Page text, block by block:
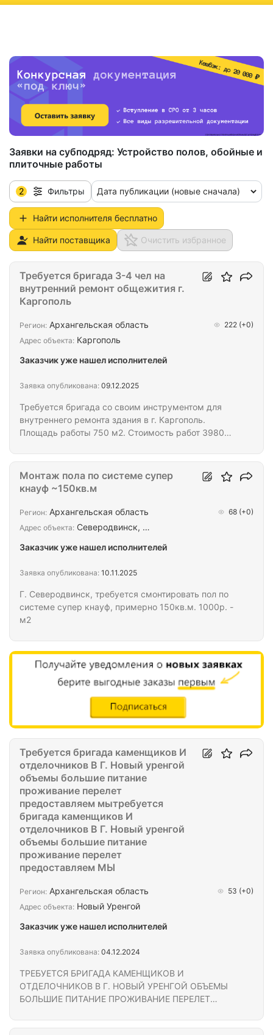
Заявки на субподряд: Устройство полов, обойные и
плиточные работы
2 Фильтры Дата публикации (новые сначала)
Найти исполнителя бесплатно
Найти поставщика Очистить избранное
Требуется бригада со своим инструментом для
внутреннего ремонта здания в г. Каргополь.
Площадь работы 750 м2. Стоимость работ 3980
работы: Полы: Демонтаж пола Стяжка по сетке
20мм Столбики Лаги пола Доска 50мм Фанера
(ОСП) 2 слоя Линолеум Плинтуса Потолок:
Демонтаж - 420 м2. Накат - 120м2. Подшива - 700
м2. Утепление - 30 м3 Потолок ГКЛ 2 слоя - 700
м2. Отделка потолка ГКЛ - 700 м2. Стены: Новые…
Требуется бригада 3-4 чел на
внутренний ремонт общежития г.
Каргополь
Регион: Архангельская область 222 (+0)
Адрес объекта: Каргополь
Заказчик уже нашел исполнителей
Заявка опубликована: 09.12.2025
Г. Северодвинск, требуется смонтировать пол по
системе супер кнауф, примерно 150кв.м. 1000р. -
м2
Монтаж пола по системе супер
кнауф ~150кв.м
Регион: Архангельская область 68 (+0)
Адрес объекта: Северодвинск, …
Заказчик уже нашел исполнителей
Заявка опубликована: 10.11.2025
ТРЕБУЕТСЯ БРИГАДА КАМЕНЩИКОВ И
ОТДЕЛОЧНИКОВ В Г. НОВЫЙ УРЕНГОЙ ОБЪЕМЫ
БОЛЬШИЕ ПИТАНИЕ ПРОЖИВАНИЕ ПЕРЕЛЕТ
Требуется бригада каменщиков И
отделочников В Г. Новый уренгой
объемы большие питание
проживание перелет
предоставляем мытребуется
бригада каменщиков И
отделочников В Г. Новый уренгой
объемы большие питание
проживание перелет
предоставляем МЫ
Регион: Архангельская область 53 (+0)
Адрес объекта: Новый Уренгой
Заказчик уже нашел исполнителей
Заявка опубликована: 04.12.2024